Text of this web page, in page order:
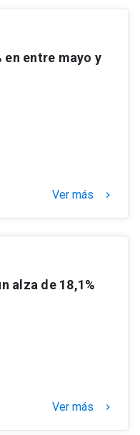
en entre mayo y
Ver más keyboard_arrow_right
alza de 18,1%
Ver más keyboard_arrow_right